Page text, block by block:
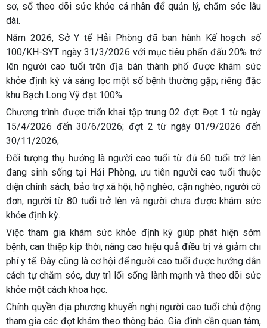
sơ, sổ theo dõi sức khỏe cá nhân để quản lý, chăm sóc lâu
dài.
Năm 2026, Sở Y tế Hải Phòng đã ban hành Kế hoạch số
100/KH-SYT ngày 31/3/2026 với mục tiêu phấn đấu 20% trở
lên người cao tuổi trên địa bàn thành phố được khám sức
khỏe định kỳ và sàng lọc một số bệnh thường gặp; riêng đặc
khu Bạch Long Vỹ đạt 100%.
Chương trình được triển khai tập trung 02 đợt: Đợt 1 từ ngày
15/4/2026 đến 30/6/2026; đợt 2 từ ngày 01/9/2026 đến
30/11/2026;
Đối tượng thụ hưởng là người cao tuổi từ đủ 60 tuổi trở lên
đang sinh sống tại Hải Phòng, ưu tiên người cao tuổi thuộc
diện chính sách, bảo trợ xã hội, hộ nghèo, cận nghèo, người cô
đơn, người từ 80 tuổi trở lên và người chưa được khám sức
khỏe định kỳ.
Việc tham gia khám sức khỏe định kỳ giúp phát hiện sớm
bệnh, can thiệp kịp thời, nâng cao hiệu quả điều trị và giảm chi
phí y tế. Đây cũng là cơ hội để người cao tuổi được hướng dẫn
cách tự chăm sóc, duy trì lối sống lành mạnh và theo dõi sức
khỏe một cách khoa học.
Chính quyền địa phương khuyến nghị người cao tuổi chủ động
tham gia các đợt khám theo thông báo. Gia đình cần quan tâm,